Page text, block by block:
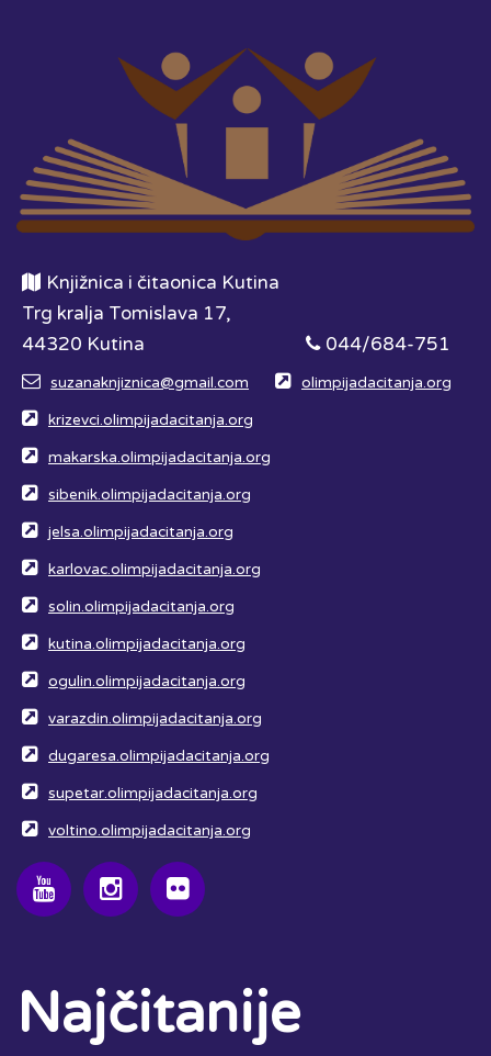
Knjižnica i čitaonica Kutina
Trg kralja Tomislava 17,
44320 Kutina
044/684-751
suzanaknjiznica@gmail.com olimpijadacitanja.org
krizevci.olimpijadacitanja.org
makarska.olimpijadacitanja.org
sibenik.olimpijadacitanja.org
jelsa.olimpijadacitanja.org
karlovac.olimpijadacitanja.org
solin.olimpijadacitanja.org
kutina.olimpijadacitanja.org
ogulin.olimpijadacitanja.org
varazdin.olimpijadacitanja.org
dugaresa.olimpijadacitanja.org
supetar.olimpijadacitanja.org
voltino.olimpijadacitanja.org
Najčitanije